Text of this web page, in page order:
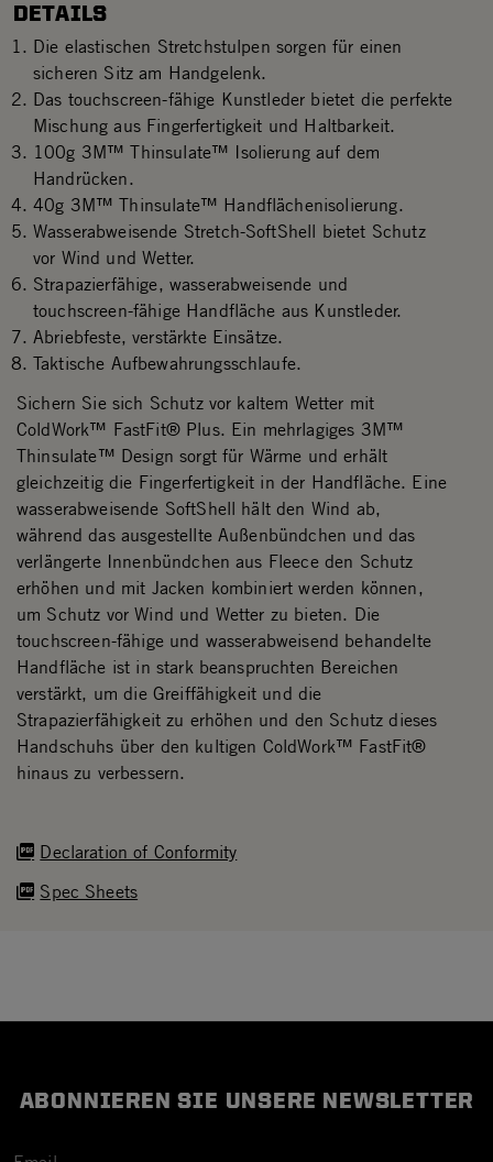
DETAILS
Die elastischen Stretchstulpen sorgen für einen
sicheren Sitz am Handgelenk.
Das touchscreen-fähige Kunstleder bietet die perfekte
Mischung aus Fingerfertigkeit und Haltbarkeit.
100g 3M™ Thinsulate™ Isolierung auf dem
Handrücken.
40g 3M™ Thinsulate™ Handflächenisolierung.
Wasserabweisende Stretch-SoftShell bietet Schutz
vor Wind und Wetter.
Strapazierfähige, wasserabweisende und
touchscreen-fähige Handfläche aus Kunstleder.
Abriebfeste, verstärkte Einsätze.
Taktische Aufbewahrungsschlaufe.
Declaration of Conformity
Spec Sheets
Sichern Sie sich Schutz vor kaltem Wetter mit
ColdWork™ FastFit® Plus. Ein mehrlagiges 3M™
Thinsulate™ Design sorgt für Wärme und erhält
gleichzeitig die Fingerfertigkeit in der Handfläche. Eine
wasserabweisende SoftShell hält den Wind ab,
während das ausgestellte Außenbündchen und das
verlängerte Innenbündchen aus Fleece den Schutz
erhöhen und mit Jacken kombiniert werden können,
um Schutz vor Wind und Wetter zu bieten. Die
touchscreen-fähige und wasserabweisend behandelte
Handfläche ist in stark beanspruchten Bereichen
verstärkt, um die Greiffähigkeit und die
Strapazierfähigkeit zu erhöhen und den Schutz dieses
Handschuhs über den kultigen ColdWork™ FastFit®
hinaus zu verbessern.
ABONNIEREN SIE UNSERE NEWSLETTER